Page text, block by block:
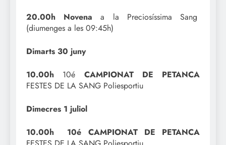
20.00h
Novena a la Preciosíssima Sang
(diumenges a les 09:45h)
Dimarts 30 juny
10.00h 10é CAMPIONAT DE PETANCA
FESTES DE LA SANG Poliesportiu
Dimecres 1 juliol
10.00h 10é
CAMPIONAT DE PETANCA